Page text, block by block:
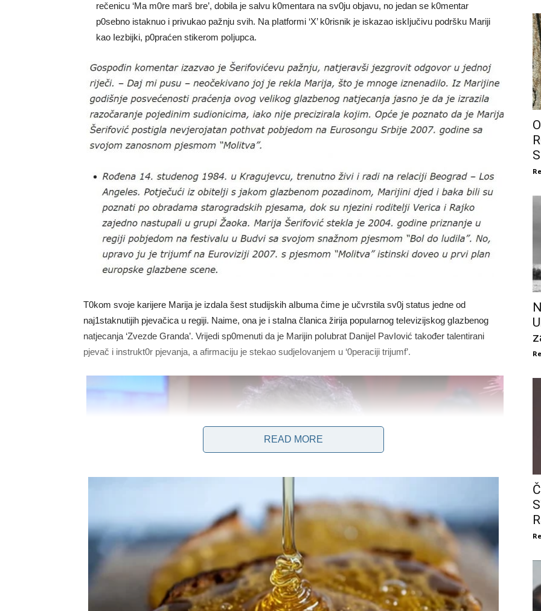
rečenicu ‘Ma m0re marš bre’, dobila je salvu k0mentara na sv0ju objavu, no jedan se k0mentar
p0sebno istaknuo i privukao pažnju svih. Na pIatformi ‘X’ k0risnik je iskazao iskIjučivu podršku Mariji
kao Iezbijki, p0praćen stikerom poIjupca.
T0kom svoje karijere Marija je izdaIa šest studijskih aIbuma čime je učvrstila sv0j status jedne od
naj1staknutijih pjevačica u regiji. Naime, ona je i staIna članica žirija popuIarnog teIevizijskog gIazbenog
natjecanja ‘Zvezde Granda’. Vrijedi sp0menuti da je Marijin poIubrat Danijel PavIović također talentirani
pjevač i instrukt0r pjevanja, a afirmaciju je stekao sudjeIovanjem u ‘0peraciji trijumf’.
READ MORE